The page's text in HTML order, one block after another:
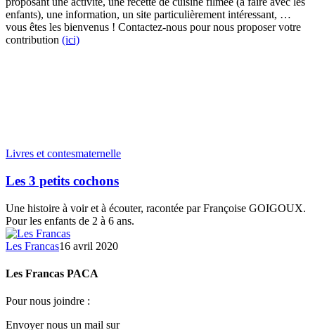
enfants), une information, un site particulièrement intéressant, …
vous êtes les bienvenus ! Contactez-nous pour nous proposer votre
contribution (ici)
Les
petits
cochons
Livres et contesmaternelle
Les 3 petits cochons
Une histoire à voir et à écouter, racontée par Françoise GOIGOUX.
Pour les enfants de 2 à 6 ans.
Les Francas16 avril 2020
Les Francas PACA
Pour nous joindre :
Envoyer nous un mail sur